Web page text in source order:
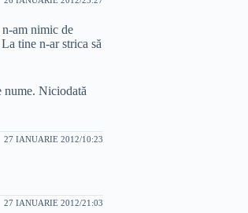
am nimic de
tine n-ar strica să
nume. Niciodată
27 IANUARIE 2012/10:23
27 IANUARIE 2012/21:03